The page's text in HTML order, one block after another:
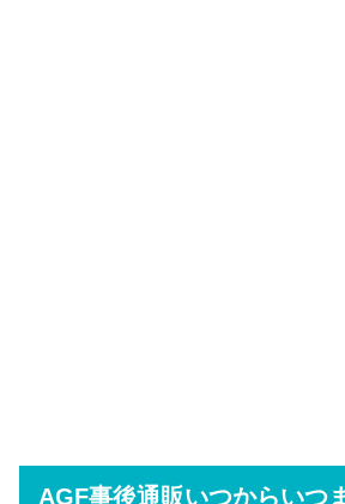
AGF事後通販いつからいつ